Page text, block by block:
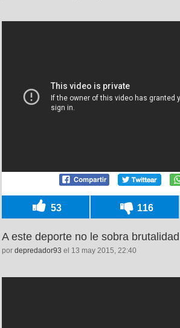
53 116
A este deporte no le sobra brutalidad
por depredador93 el 13 may 2015, 22:40